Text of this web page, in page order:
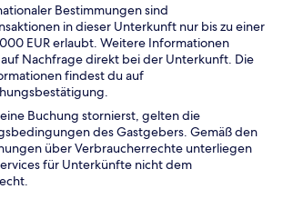
Bestimmungen sind
in dieser Unterkunft nur bis zu einer
EUR erlaubt. Weitere Informationen
Nachfrage direkt bei der Unterkunft. Die
findest du auf
Buchung stornierst, gelten die
des Gastgebers. Gemäß den
über Verbraucherrechte unterliegen
für Unterkünfte nicht dem